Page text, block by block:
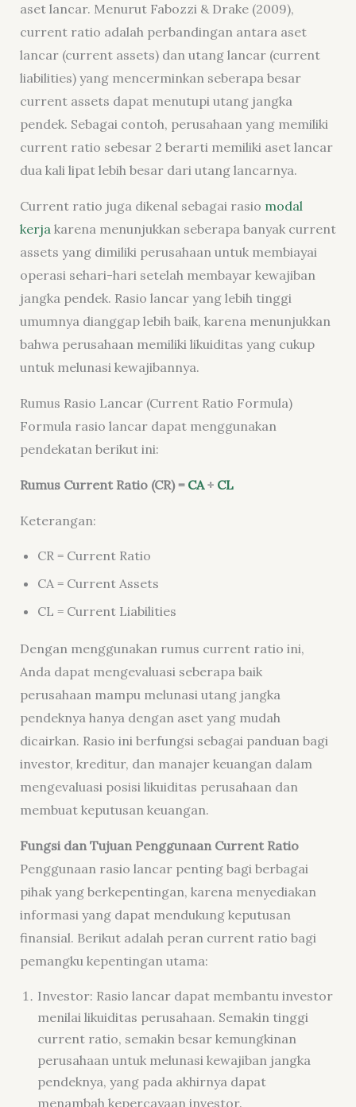
aset lancar. Menurut Fabozzi & Drake (2009),
current ratio adalah perbandingan antara aset
lancar (current assets) dan utang lancar (current
liabilities) yang mencerminkan seberapa besar
current assets dapat menutupi utang jangka
pendek. Sebagai contoh, perusahaan yang memiliki
current ratio sebesar 2 berarti memiliki aset lancar
dua kali lipat lebih besar dari utang lancarnya.
Current ratio juga dikenal sebagai rasio modal
kerjakarena menunjukkan seberapa banyak current
assets yang dimiliki perusahaan untuk membiayai
operasi sehari-hari setelah membayar kewajiban
jangka pendek. Rasio lancar yang lebih tinggi
umumnya dianggap lebih baik, karena menunjukkan
bahwa perusahaan memiliki likuiditas yang cukup
untuk melunasi kewajibannya.
Rumus Rasio Lancar (Current Ratio Formula)
Formula rasio lancar dapat menggunakan
pendekatan berikut ini:
Rumus Current Ratio (CR) = CA÷ CL
Keterangan:
CR = Current Ratio
CA = Current Assets
CL = Current Liabilities
Dengan menggunakan rumus current ratio ini,
Anda dapat mengevaluasi seberapa baik
perusahaan mampu melunasi utang jangka
pendeknya hanya dengan aset yang mudah
dicairkan. Rasio ini berfungsi sebagai panduan bagi
investor, kreditur, dan manajer keuangan dalam
mengevaluasi posisi likuiditas perusahaan dan
membuat keputusan keuangan.
Fungsi dan Tujuan Penggunaan Current Ratio
Penggunaan rasio lancar penting bagi berbagai
pihak yang berkepentingan, karena menyediakan
informasi yang dapat mendukung keputusan
finansial. Berikut adalah peran current ratio bagi
pemangku kepentingan utama:
Investor: Rasio lancar dapat membantu investor
menilai likuiditas perusahaan. Semakin tinggi
current ratio, semakin besar kemungkinan
perusahaan untuk melunasi kewajiban jangka
pendeknya, yang pada akhirnya dapat
menambah kepercayaan investor.